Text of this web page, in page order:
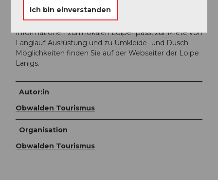
Fröschenseeli ist im Gelände gut sichtbar markiert.
Ski-Miete und Loipenpass:
Informationen zum lokalen Loipenpass, zur Miete von
Langlauf-Ausrüstung und zu Umkleide- und Dusch-
Möglichkeiten finden Sie auf der Webseiter der Loipe
Lanigs.
Autor:in
Obwalden Tourismus
Organisation
Obwalden Tourismus
Ich bin einverstanden